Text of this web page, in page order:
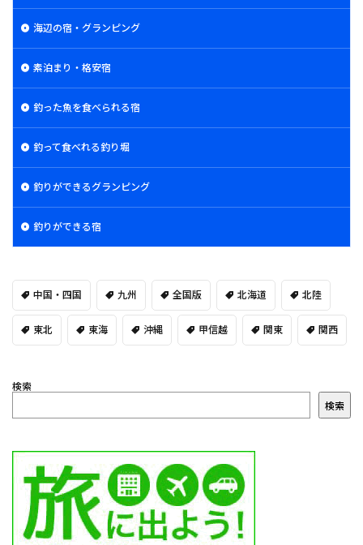
海辺の宿・グランピング
素泊まり・格安宿
釣った魚を食べられる宿
釣って食べれる釣り堀
釣りができるグランピング
釣りができる宿
中国・四国 九州 全国版 北海道 北陸
東北 東海 沖縄 甲信越 関東 関西
検索
検索